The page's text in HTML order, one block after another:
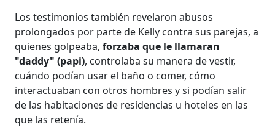
Los testimonios también revelaron abusos
prolongados por parte de Kelly contra sus parejas, a
quienes golpeaba,forzaba que le llamaran
"daddy" (papi), controlaba su manera de vestir,
cuándo podían usar el baño o comer, cómo
interactuaban con otros hombres y si podían salir
de las habitaciones de residencias u hoteles en las
que las retenía.